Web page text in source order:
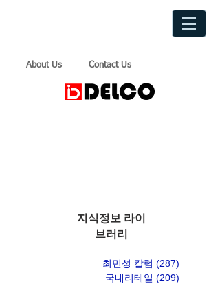
About Us Contact Us
지식정보 라이
브러리
최민성 칼럼 (287)
국내리테일 (209)